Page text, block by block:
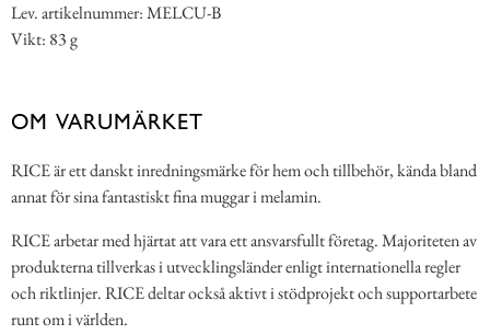
Lev. artikelnummer: MELCU-B
Vikt: 83 g
OM VARUMÄRKET
RICE är ett danskt inredningsmärke för hem och tillbehör, kända bland
annat för sina fantastiskt fina muggar i melamin.
RICE arbetar med hjärtat att vara ett ansvarsfullt företag. Majoriteten av
produkterna tillverkas i utvecklingsländer enligt internationella regler
och riktlinjer. RICE deltar också aktivt i stödprojekt och supportarbete
runt om i världen.